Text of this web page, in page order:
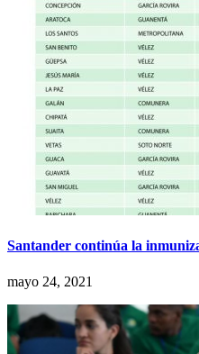
Santander continúa la
mayo 24, 2021